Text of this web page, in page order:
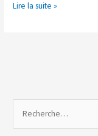
Lire la suite »